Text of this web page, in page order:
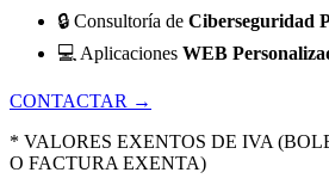
🔒 Consultoría de Ciberseguridad
💻 Aplicaciones WEB
CONTACTAR →
* VALORES EXENTOS DE IVA
O FACTURA EXENTA)